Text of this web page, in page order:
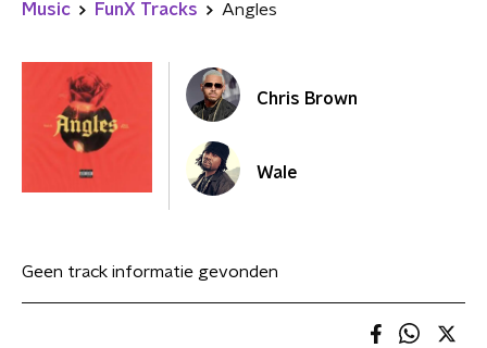
Music FunX Tracks Angles
Chris Brown
Wale
Geen track informatie gevonden